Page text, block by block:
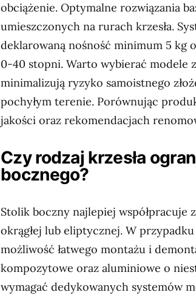
obciążenie. Optymalne rozwiązania
umieszczonych na rurach krzesła.
deklarowaną nośność minimum 5 kg
0-40 stopni. Warto wybierać modele
minimalizują ryzyko samoistnego
pochyłym terenie. Porównując
jakości oraz rekomendacjach
Czy rodzaj krzesła
bocznego?
Stolik boczny najlepiej współpracuje
okrągłej lub eliptycznej. W
możliwość łatwego montażu i
kompozytowe oraz aluminiowe o
wymagać dedykowanych systemów